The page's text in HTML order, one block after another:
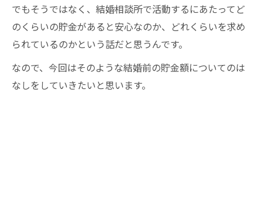
でもそうではなく、結婚相談所で活動するにあたってど
のくらいの貯金があると安心なのか、どれくらいを求め
られているのかという話だと思うんです。
なので、今回はそのような結婚前の貯金額についてのは
なしをしていきたいと思います。